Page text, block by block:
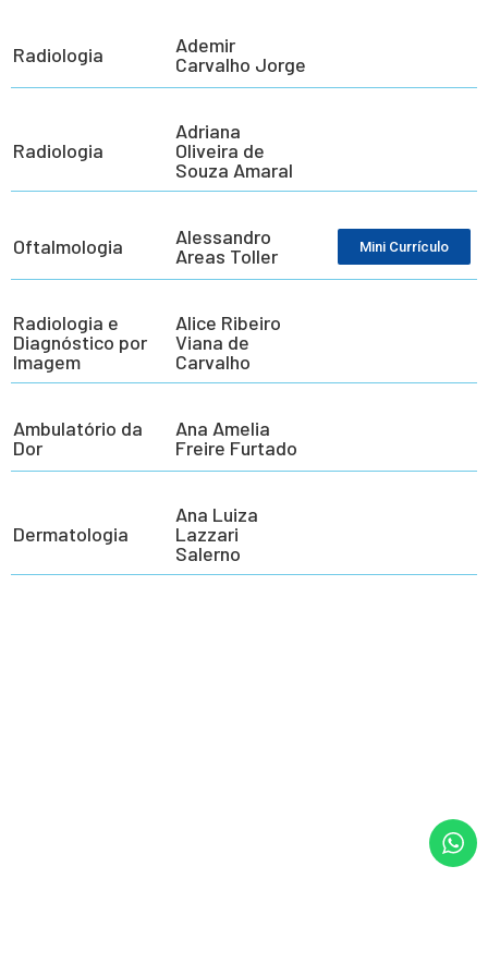
Radiologia
Ademir
Carvalho Jorge
Radiologia
Adriana
Oliveira de
Souza Amaral
Oftalmologia
Alessandro
Areas Toller
Mini Currículo
Radiologia e
Diagnóstico por
Imagem
Alice Ribeiro
Viana de
Carvalho
Ambulatório da
Dor
Ana Amelia
Freire Furtado
Dermatologia
Ana Luiza
Lazzari
Salerno